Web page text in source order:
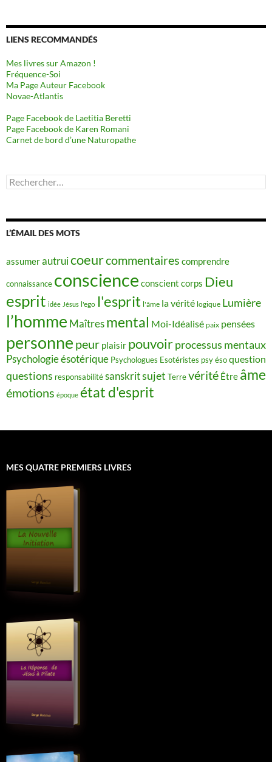
LIENS RECOMMANDÉS
Mes livres sur Amazon !
Fréquence-Soi
Ma Page Auteur Facebook
Novae-Atlantis
Page Facebook de Laetitia Beretti
Page Facebook de Karen Romani
Carnet de bord d’une Naturopathe
Rechercher :
L’ÉMAIL DES MOTS
assumerautruicoeurcommentaires comprendre
connaissance conscience conscient corps Dieu
esprit idée Jésus l'ego l'esprit l'âme la vérité logique Lumière
l’homme Maîtres mental Moi-Idéalisé paix pensées
personne peur plaisir pouvoirprocessus mentaux
Psychologie ésotérique Psychologues Esotéristes psy ésoquestion
questions responsabilitésanskritsujet Terrevérité Être âme
émotions époque état d'esprit
MES QUATRE PREMIERS LIVRES